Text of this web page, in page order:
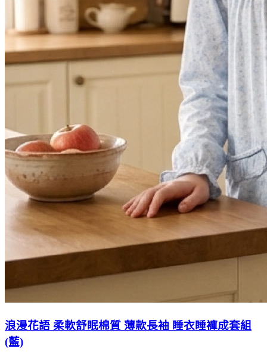
浪漫花語 柔軟舒眠棉質 薄款長袖 睡衣睡褲成套組
(藍)